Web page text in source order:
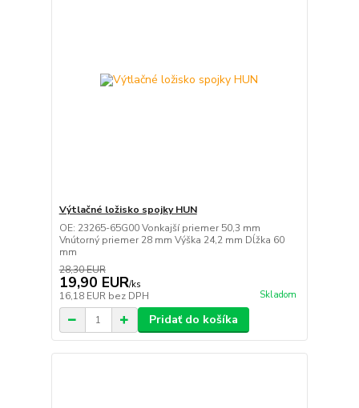
Výtlačné ložisko spojky HUN
OE: 23265-65G00 Vonkajší priemer 50,3 mm
Vnútorný priemer 28 mm Výška 24,2 mm Dĺžka 60
mm
28,30 EUR
19,90 EUR/ks
16,18 EUR bez DPH Skladom
Pridať do košíka